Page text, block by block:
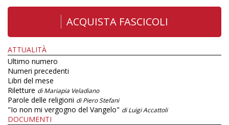
ACQUISTA FASCICOLI
ATTUALITÀ
Ultimo numero
Numeri precedenti
Libri del mese
Riletture di Mariapia Veladiano
Parole delle religioni di Piero Stefani
"Io non mi vergogno del Vangelo" di Luigi Accattoli
DOCUMENTI